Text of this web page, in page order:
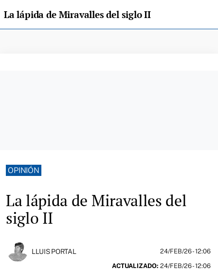
La lápida de Miravalles del siglo II
OPINIÓN
La lápida de Miravalles del
siglo II
LLUIS PORTAL 24/FEB/26- 12:06
ACTUALIZADO: 24/FEB/26 - 12:06